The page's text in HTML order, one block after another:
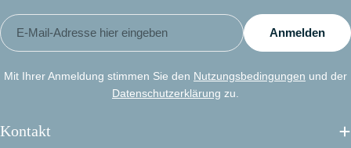
Kontakt
E-
Mail
Anmelden
Mit Ihrer Anmeldung stimmen Sie den Nutzungsbedingungen und der
Datenschutzerklärung zu.